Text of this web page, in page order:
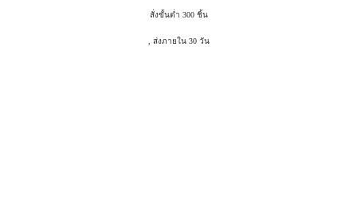
สั่งขั้นต่ำ 300 ชิ้น
, ส่งภายใน 30 วัน